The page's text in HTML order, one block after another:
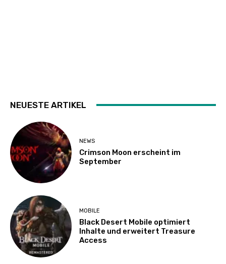
NEUESTE ARTIKEL
NEWS
Crimson Moon erscheint im
September
MOBILE
Black Desert Mobile optimiert
Inhalte und erweitert Treasure
Access